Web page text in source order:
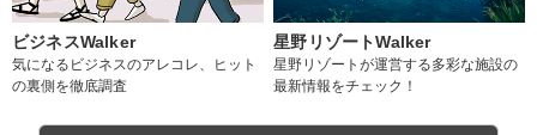
ビジネスWalker
気になるビジネスのアレコレ、ヒット
の裏側を徹底調査
星野リゾートWalker
星野リゾートが運営する多彩な施設の
最新情報をチェック！